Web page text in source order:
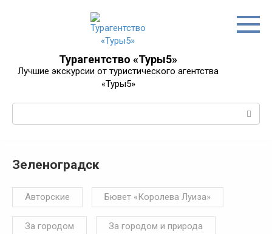
Турагентство «Туры5»
Лучшие экскурсии от туристического агентства
«Туры5»
Зеленоградск
Авторские Бювет «Королева Луиза»
За городом За городом и природа